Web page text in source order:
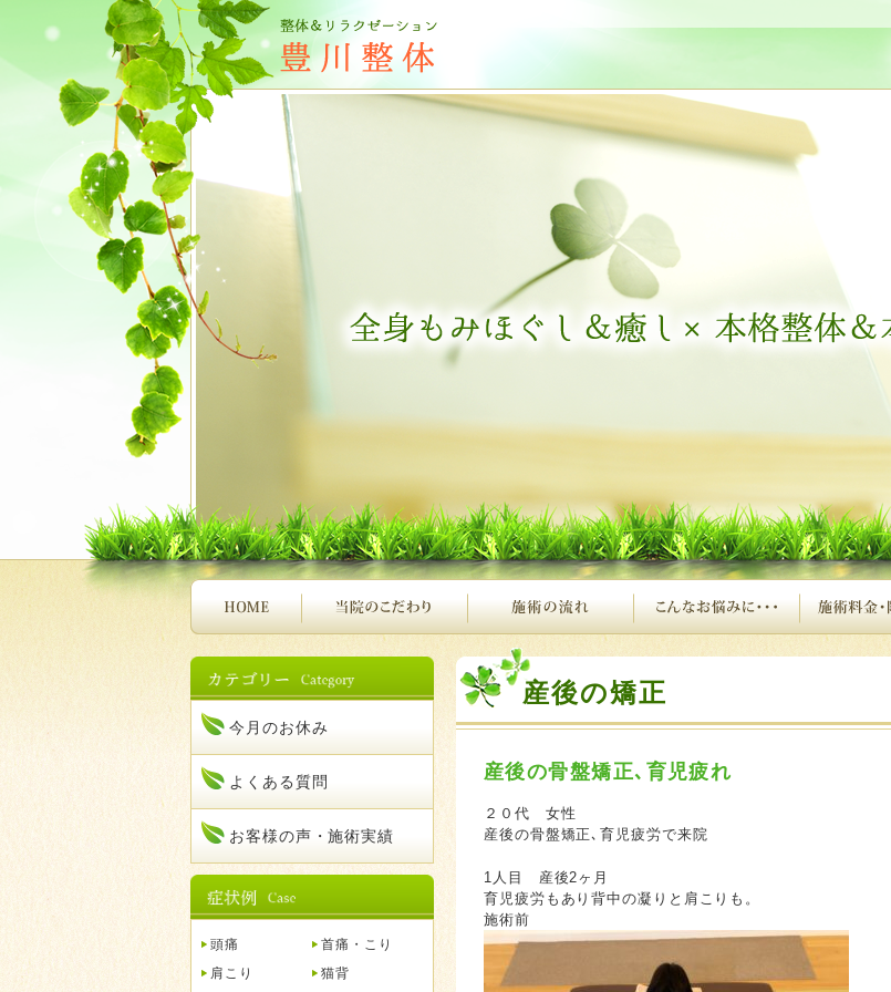
産後の矯正
産後の骨盤矯正､育児疲れ
２０代 女性
産後の骨盤矯正､育児疲労で来院
1人目 産後2ヶ月
育児疲労もあり背中の凝りと肩こりも。
施術前
今月のお休み
よくある質問
お客様の声・施術実績
頭痛
首痛・こり
肩こり
猫背